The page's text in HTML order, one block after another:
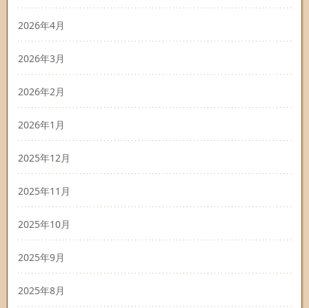
2026年4月
2026年3月
2026年2月
2026年1月
2025年12月
2025年11月
2025年10月
2025年9月
2025年8月